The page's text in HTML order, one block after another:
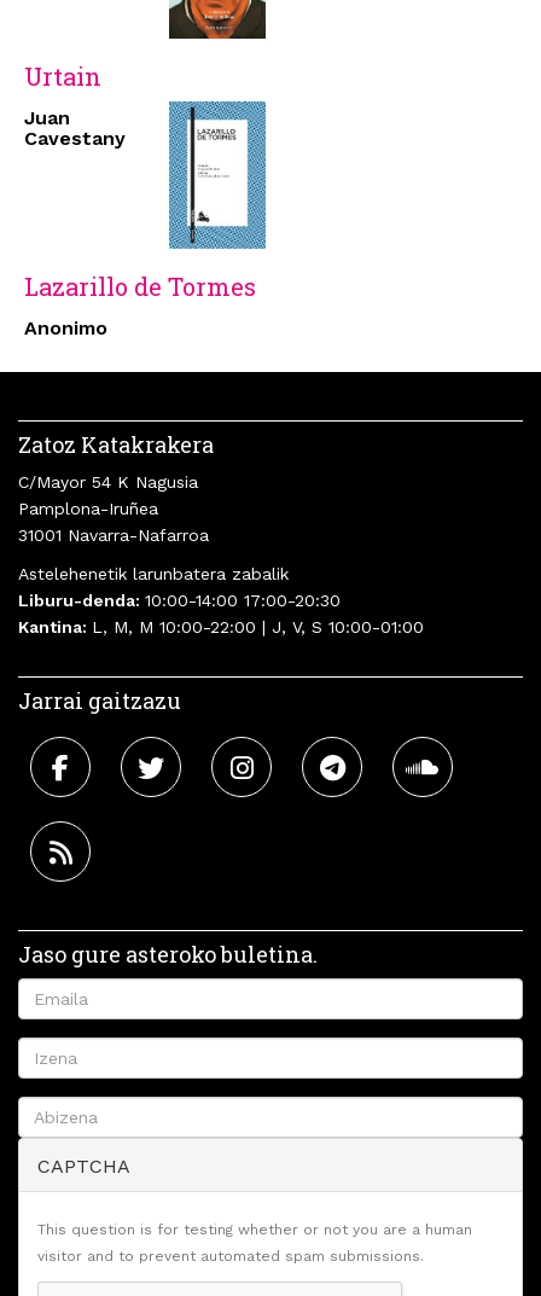
Urtain
Juan
Cavestany
Lazarillo de Tormes
Anonimo
Zatoz Katakrakera
C/Mayor 54 K Nagusia
Pamplona-Iruñea
31001 Navarra-Nafarroa
Astelehenetik larunbatera zabalik
Liburu-denda: 10:00-14:00 17:00-20:30
Kantina: L, M, M 10:00-22:00 | J, V, S 10:00-01:00
Jarrai gaitzazu
Jaso gure asteroko buletina.
CAPTCHA
This question is for testing whether or not you are a human
visitor and to prevent automated spam submissions.